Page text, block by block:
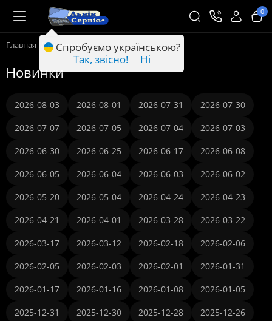
0
Главная Новинки
Новинки
2026-08-03 2026-08-01 2026-07-31
2026-07-30
2026-07-07
2026-07-05 2026-07-04
2026-07-03
2026-06-30
2026-06-25 2026-06-17
2026-06-08
2026-06-05
2026-06-04 2026-06-03
2026-06-02
2026-05-20
2026-05-04 2026-04-24
2026-04-23
2026-04-21
2026-04-01 2026-03-28
2026-03-22
2026-03-17
2026-03-12 2026-02-18
2026-02-06
2026-02-05
2026-02-03 2026-02-01
2026-01-31
2026-01-17
2026-01-16 2026-01-08
2026-01-05
2025-12-31
2025-12-30 2025-12-28
2025-12-26
Спробуємо українською?
Так, звісно!
Ні